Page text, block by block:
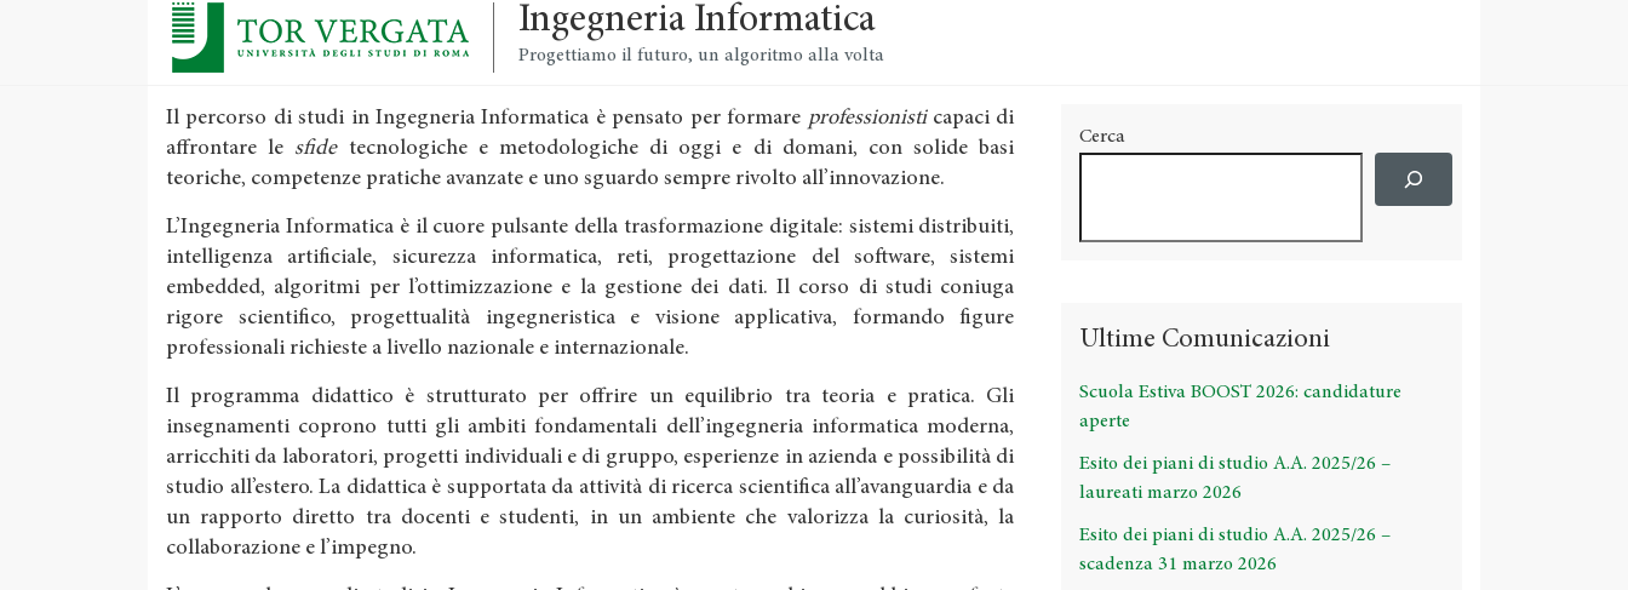
Ingegneria Informatica
Progettiamo il futuro, un algoritmo alla volta
Il percorso di studi in Ingegneria Informatica è pensato per formare professionisticapaci di
affrontare le sfidetecnologiche e metodologiche di oggi e di domani, con solide basi
teoriche, competenze pratiche avanzate e uno sguardo sempre rivolto all’innovazione.
L’Ingegneria Informatica è il cuore pulsante della trasformazione digitale: sistemi distribuiti,
intelligenza artificiale, sicurezza informatica, reti, progettazione del software, sistemi
embedded, algoritmi per l’ottimizzazione e la gestione dei dati. Il corso di studi coniuga
rigore scientifico, progettualità ingegneristica e visione applicativa, formando figure
professionali richieste a livello nazionale e internazionale.
Il programma didattico è strutturato per offrire un equilibrio tra teoria e pratica. Gli
insegnamenti coprono tutti gli ambiti fondamentali dell’ingegneria informatica moderna,
arricchiti da laboratori, progetti individuali e di gruppo, esperienze in azienda e possibilità di
studio all’estero. La didattica è supportata da attività di ricerca scientifica all’avanguardia e da
un rapporto diretto tra docenti e studenti, in un ambiente che valorizza la curiosità, la
collaborazione e l’impegno.
Cerca
Ultime Comunicazioni
Scuola Estiva BOOST 2026: candidature
aperte
Esito dei piani di studio A.A. 2025/26 –
laureati marzo 2026
Esito dei piani di studio A.A. 2025/26 –
scadenza 31 marzo 2026